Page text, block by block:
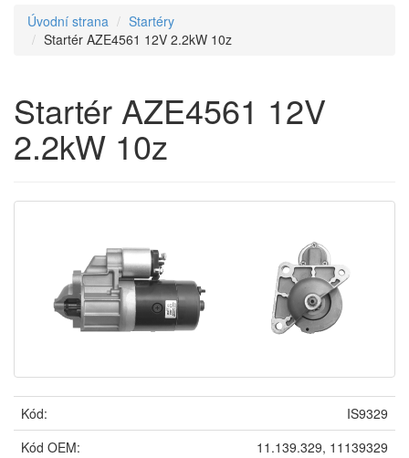
Úvodní strana
Startéry
Startér AZE4561 12V 2.2kW 10z
Startér AZE4561 12V
2.2kW 10z
Kód:
IS9329
Kód OEM:
11.139.329, 11139329